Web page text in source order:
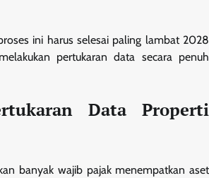
ini harus selesai paling lambat 2028
pertukaran data secara penuh
Data Properti
banyak wajib pajak menempatkan aset